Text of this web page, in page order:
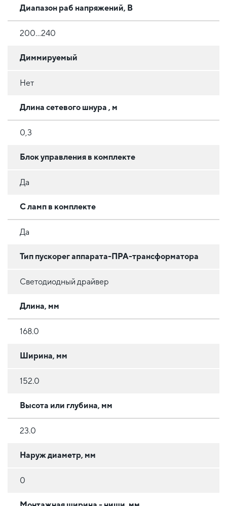
Диапазон раб напряжений, В
200...240
Диммируемый
Нет
Длина сетевого шнура , м
0,3
Блок управления в комплекте
Да
С ламп в комплекте
Да
Тип пускорег аппарата-ПРА-трансформатора
Светодиодный драйвер
Длина, мм
168.0
Ширина, мм
152.0
Высота или глубина, мм
23.0
Наруж диаметр, мм
0